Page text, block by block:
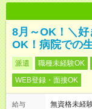
8月～OK！＼
OK！病院での
派遣 職種未経験OK
WEB登録・面接OK
給与
無資格未経